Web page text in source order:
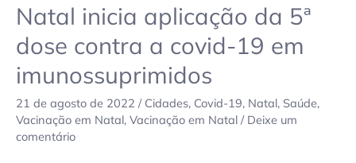
Natal inicia aplicação da 5ª
dose contra a covid-19 em
imunossuprimidos
21 de agosto de 2022 / Cidades, Covid-19, Natal, Saúde,
Vacinação em Natal, Vacinação em Natal / Deixe um
comentário